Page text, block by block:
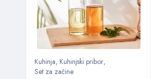
Kuhinja, Kuhinjski pribor,
Set za začine